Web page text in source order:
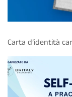
Carta d’identità